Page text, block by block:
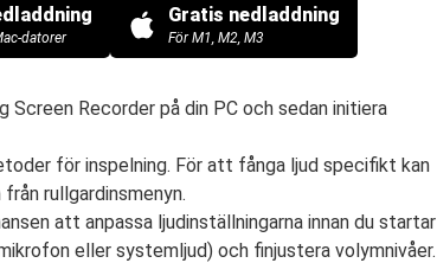
datorer
Gratis nedladdning
För M1, M2, M3
Recorder på din PC och sedan initiera
för inspelning. För att fånga ljud specifikt kan
rullgardinsmenyn.
att anpassa ljudinställningarna innan du startar
eller systemljud) och finjustera volymnivåer.